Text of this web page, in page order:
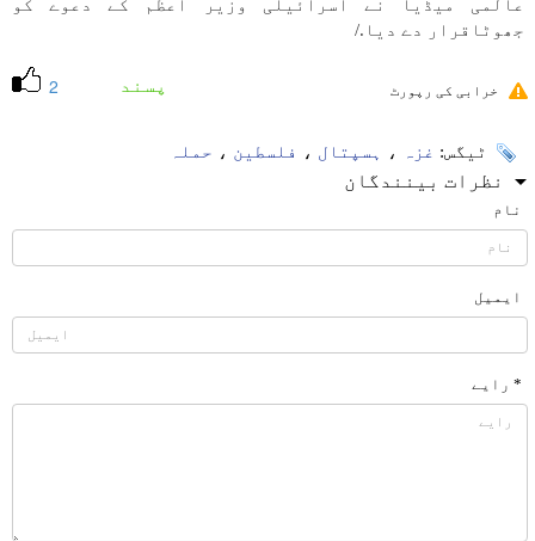
عالمی میڈیا نے اسرائیلی وزیر اعظم کے دعوے کو
جھوٹاقرار دے دیا./
2 پسند خرابی کی رپورٹ
ٹیگس: غزہ ، ہسپتال ، فلسطین ، حملہ
نظرات بینندگان
نام
ایمیل
* رایے